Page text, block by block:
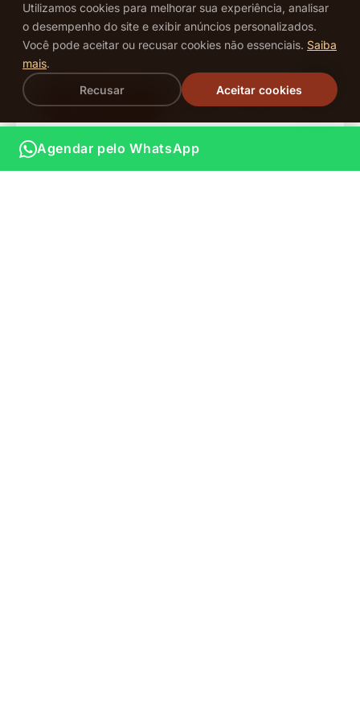
efeito espelhado. A escolha de quem quer unhas
impecáveis por semanas — com ou sem
alongamento.
Ver página completa
Agendar pelo WhatsApp
Utilizamos cookies para melhorar sua experiência, analisar
o desempenho do site e exibir anúncios personalizados.
Você pode aceitar ou recusar cookies não essenciais. Saiba
mais.
Recusar
Aceitar cookies